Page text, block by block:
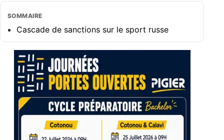
SOMMAIRE
Cascade de sanctions sur le sport russe